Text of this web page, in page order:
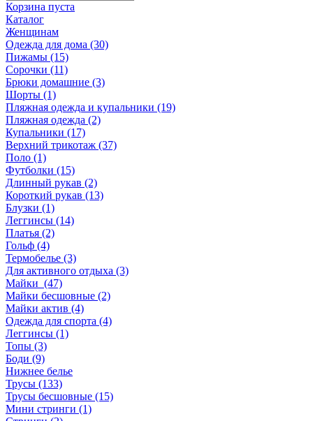
Корзина пуста
Каталог
Женщинам
Одежда для дома (30)
Пижамы (15)
Сорочки (11)
Брюки домашние (3)
Шорты (1)
Пляжная одежда и купальники (19)
Пляжная одежда (2)
Купальники (17)
Верхний трикотаж (37)
Поло (1)
Футболки (15)
Длинный рукав (2)
Короткий рукав (13)
Блузки (1)
Леггинсы (14)
Платья (2)
Гольф (4)
Термобелье (3)
Для активного отдыха (3)
Майки (47)
Майки бесшовные (2)
Майки актив (4)
Одежда для спорта (4)
Леггинсы (1)
Топы (3)
Боди (9)
Нижнее белье
Трусы (133)
Трусы бесшовные (15)
Мини стринги (1)